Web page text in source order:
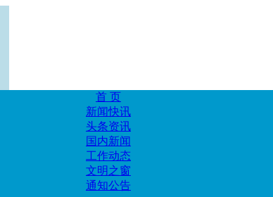
首 页
新闻快讯
头条资讯
国内新闻
工作动态
文明之窗
通知公告